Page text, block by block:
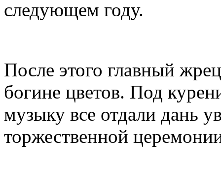
следующем году.
После этого главный
богине цветов. Под
музыку все отдали дань
торжественной